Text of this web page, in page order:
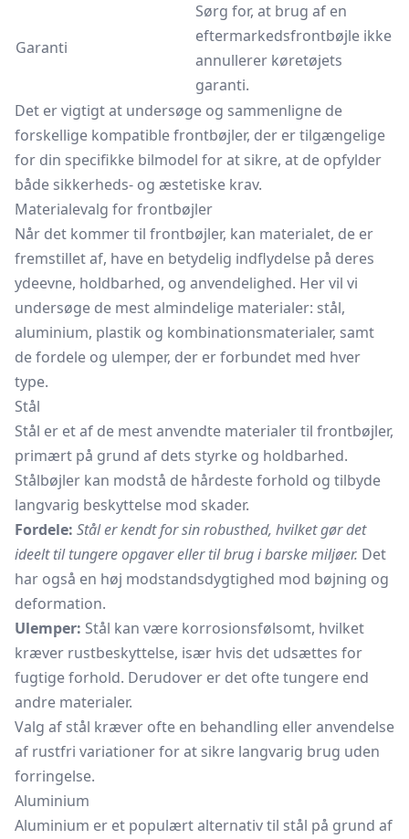
Garanti
Sørg for, at brug af en
eftermarkedsfrontbøjle ikke
annullerer køretøjets
garanti.
Det er vigtigt at undersøge og sammenligne de
forskellige kompatible frontbøjler, der er tilgængelige
for din specifikke bilmodel for at sikre, at de opfylder
både sikkerheds- og æstetiske krav.
Materialevalg for frontbøjler
Når det kommer til frontbøjler, kan materialet, de er
fremstillet af, have en betydelig indflydelse på deres
ydeevne, holdbarhed, og anvendelighed. Her vil vi
undersøge de mest almindelige materialer: stål,
aluminium, plastik og kombinationsmaterialer, samt
de fordele og ulemper, der er forbundet med hver
type.
Stål
Stål er et af de mest anvendte materialer til frontbøjler,
primært på grund af dets styrke og holdbarhed.
Stålbøjler kan modstå de hårdeste forhold og tilbyde
langvarig beskyttelse mod skader.
Fordele: Stål er kendt for sin robusthed, hvilket gør det
ideelt til tungere opgaver eller til brug i barske miljøer. Det
har også en høj modstandsdygtighed mod bøjning og
deformation.
Ulemper: Stål kan være korrosionsfølsomt, hvilket
kræver rustbeskyttelse, især hvis det udsættes for
fugtige forhold. Derudover er det ofte tungere end
andre materialer.
Valg af stål kræver ofte en behandling eller anvendelse
af rustfri variationer for at sikre langvarig brug uden
forringelse.
Aluminium
Aluminium er et populært alternativ til stål på grund af